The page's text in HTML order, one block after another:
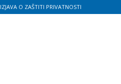
IZJAVA O ZAŠTITI PRIVATNOSTI